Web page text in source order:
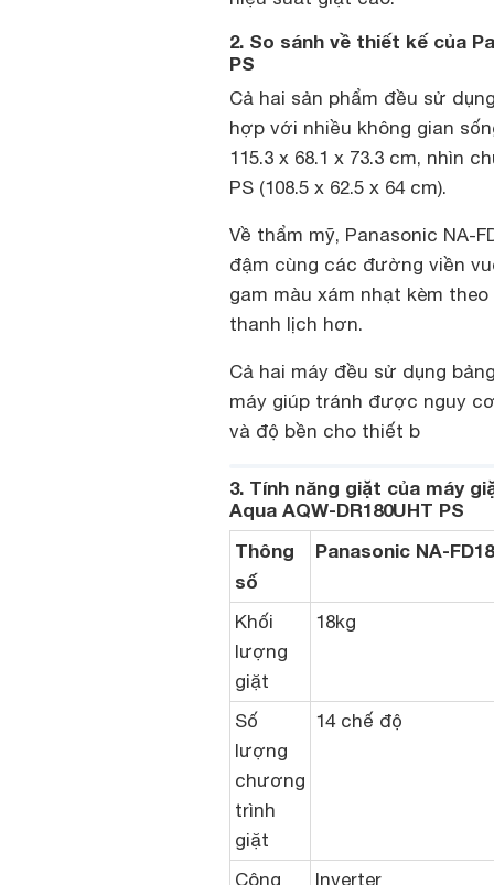
2. So sánh về thiết kế của
PS
Cả hai sản phẩm đều sử
hợp với nhiều không gian
115.3 x 68.1 x 73.3 cm, nhìn
PS (108.5 x 62.5 x 64 cm).
Về thẩm mỹ, Panasonic NA-
đậm cùng các đường viền
gam màu xám nhạt kèm
thanh lịch hơn.
Cả hai máy đều sử dụng
máy giúp tránh được nguy
và độ bền cho thiết b
3. Tính năng giặt của máy
Aqua AQW-DR180UHT PS
Thông
số
Panasonic NA-
Khối
lượng
giặt
18kg
Số
lượng
chương
trình
giặt
14 chế độ
Công
Inverter